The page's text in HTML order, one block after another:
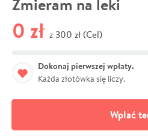
0 zł z 300 zł (Cel)
Dokonaj pierwszej wpłaty.
Każda złotówka się liczy.
Wpłać